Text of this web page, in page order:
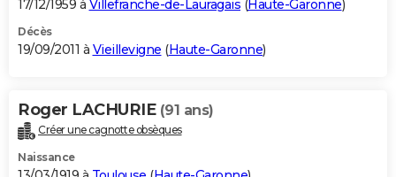
17/12/1959 à Villefranche-de-Lauragais (Haute-Garonne)
Décès
19/09/2011 à Vieillevigne (Haute-Garonne)
Roger LACHURIE (91 ans)
Créer une cagnotte obsèques
Naissance